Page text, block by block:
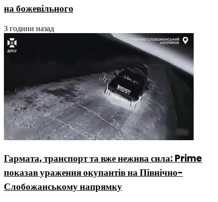
на божевільного
3 години назад
Гармата, транспорт та вже нежива сила: Prime
показав ураження окупантів на Північно-
Слобожанському напрямку